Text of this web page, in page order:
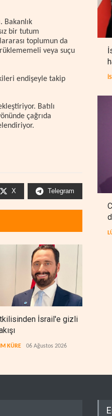
Bakanlık
bir tutum
toplumun da
veya suçu
endişeyle takip
Batılı
çağrıda
X Telegram
İsrail'e gizli
KÜRE 06 Ağustos 2026